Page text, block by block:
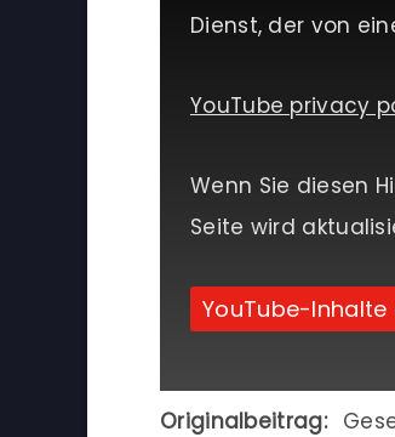
Dienst, der von
YouTube privacy
Wenn Sie diesen
Seite wird
YouTube-Inhalte
Originalbeitrag: